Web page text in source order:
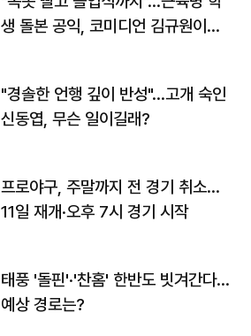
생 돌본 공익, 코미디언 김규원이었
"경솔한 언행 깊이 반성"…고개 숙인
신동엽, 무슨 일이길래?
프로야구, 주말까지 전 경기 취소…
11일 재개·오후 7시 경기 시작
태풍 '돌핀'·'찬홈' 한반도 빗겨간다…
예상 경로는?